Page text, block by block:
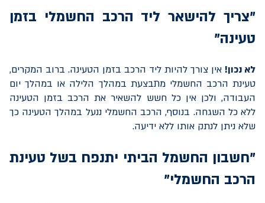
"צריך להישאר ליד הרכב החשמלי בזמן
טעינה"
לא נכון! אין צורך להיות ליד הרכב בזמן הטעינה. ברוב המקרים,
טעינת הרכב החשמלי מתבצעת במהלך הלילה או במהלך יום
העבודה, ולכן אין כל חשש להשאיר את הרכב בזמן הטעינה
ללא כל השגחה. בנוסף, הרכב החשמלי ננעל במהלך הטעינה כך
שלא ניתן לנתק אותו ללא ידיעה.
"חשבון החשמל הביתי יתנפח בשל טעינת
הרכב החשמלי"